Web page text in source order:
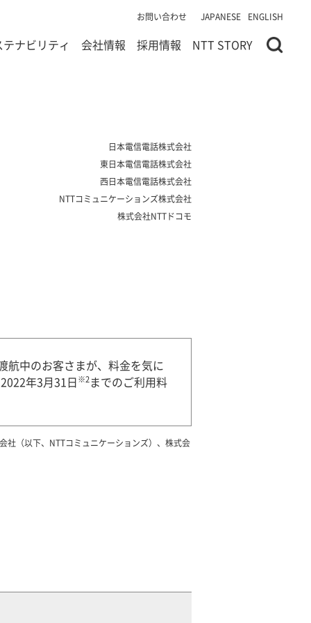
お問い合わせ JAPANESE ENGLISH
ナビリティ 会社情報 採用情報 NTT STORY
日本電信電話株式会社
東日本電信電話株式会社
西日本電信電話株式会社
NTTコミュニケーションズ株式会社
株式会社NTTドコモ
航中のお客さまが、料金を気に
年3月31日※2までのご利用料
社（以下、NTTコミュニケーションズ）、株式会